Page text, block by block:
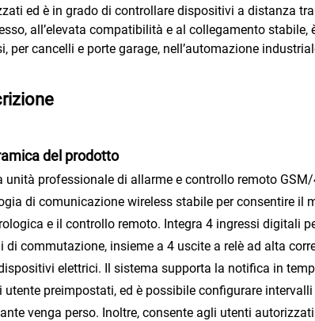
ed è in grado di controllare dispositivi a distanza
all’elevata compatibilità e al collegamento
per cancelli e porte garage, nell’automazione
del prodotto
unità professionale di allarme e controllo remoto
di comunicazione wireless stabile per consentire
e il controllo remoto. Integra 4 ingressi digitali
di commutazione, insieme a 4 uscite a relè ad alta
elettrici. Il sistema supporta la notifica in
utente preimpostati, ed è possibile configurare
venga perso. Inoltre, consente agli utenti